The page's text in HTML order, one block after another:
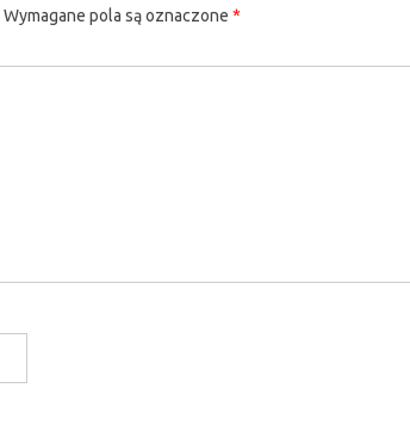
Wymagane pola są oznaczone *